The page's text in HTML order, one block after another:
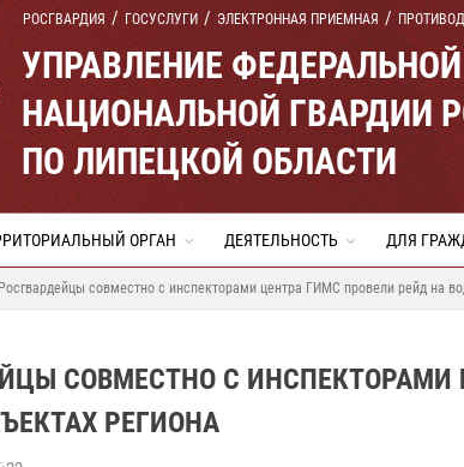
РОСГВАРДИЯ ГОСУСЛУГИ ЭЛЕКТРОННАЯ ПРИЕМНАЯ
УПРАВЛЕНИЕ
НАЦИОНАЛЬНОЙ ГВАРДИИ
ПО ЛИПЕЦКОЙ ОБЛАСТИ
ОРГАН ДЕЯТЕЛЬНОСТЬ ДЛЯ
Росгвардейцы совместно с инспекторами центра ГИМС провели рейд на
СОВМЕСТНО С
РЕГИОНА